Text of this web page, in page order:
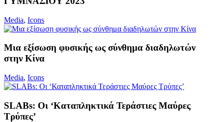
Media, Icons
Μια εξίσωση φυσικής ως σύνθημα διαδηλωτών
στην Κίνα
Media, Icons
SLABs: Οι ‘Καταπληκτικά Τεράστιες Μαύρες
Τρύπες’